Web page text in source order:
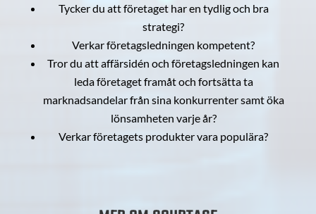
Tycker du att företaget har en tydlig och bra
strategi?
Verkar företagsledningen kompetent?
Tror du att affärsidén och företagsledningen kan
leda företaget framåt och fortsätta ta
marknadsandelar från sina konkurrenter samt öka
lönsamheten varje år?
Verkar företagets produkter vara populära?